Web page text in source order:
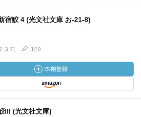
宿鮫 4 (光文社文庫 お-21-8)
3.71 109
III (光文社文庫)